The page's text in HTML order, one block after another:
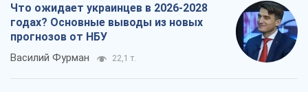
Что ожидает украинцев в 2026-2028
годах? Основные выводы из новых
прогнозов от НБУ
Василий Фурман 22,1 т.